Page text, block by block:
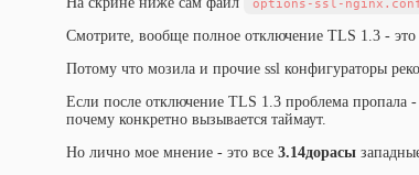
options-ssl-
Смотрите, вообще полное отключение TLS 1.3 -
Потому что мозила и прочие ssl конфигураторы
Если после отключение TLS 1.3 проблема пропала
почему конкретно вызывается таймаут.
Но лично мое мнение - это все 3.14дорасы